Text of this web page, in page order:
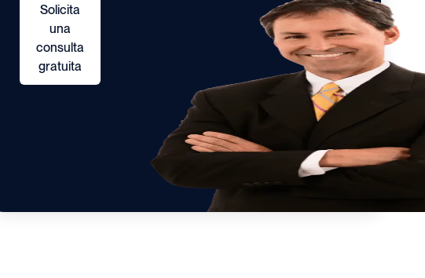
Solicita
una
consulta
gratuita